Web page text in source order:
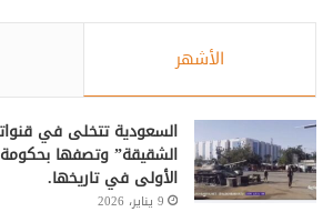
الأشهر
السعودية تتخلى في
الشقيقة” وتصفها
الأولى في تاريخها.
9 يناير، 2026